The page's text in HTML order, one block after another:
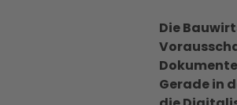
Die
Gerade in